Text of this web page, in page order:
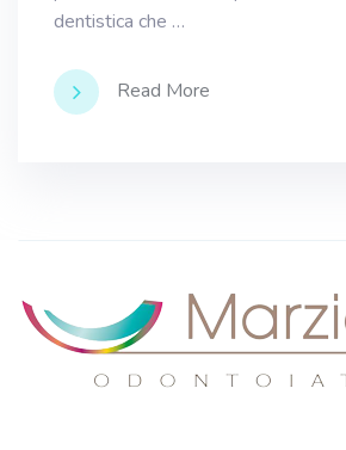
dentistica che …
Read More